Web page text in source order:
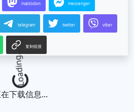
mastodon messenger
telegram twitter viber
复制链接
Loading...
下载信息...